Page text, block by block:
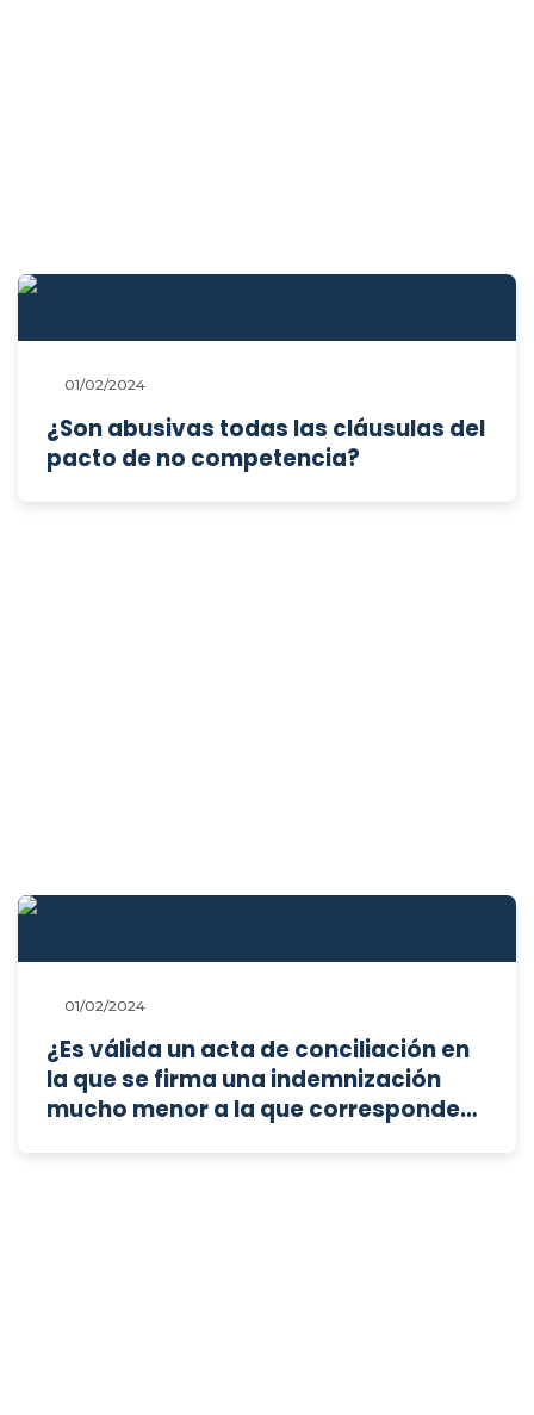
01/02/2024
¿Son abusivas todas las cláusulas del
pacto de no competencia?
01/02/2024
¿Es válida un acta de conciliación en
la que se firma una indemnización
mucho menor a la que corresponde